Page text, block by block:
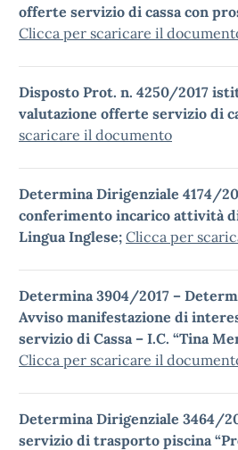
offerte servizio di cassa con
Clicca per scaricare il
Disposto Prot. n. 4250/2017
valutazione offerte servizio di
scaricare il documento
Determina Dirigenziale 4174/
conferimento incarico attività
Lingua Inglese; Clicca per
Determina 3904/2017 –
Avviso manifestazione di
servizio di Cassa – I.C. “Tina
Clicca per scaricare il
Determina Dirigenziale 3464/
servizio di trasporto piscina